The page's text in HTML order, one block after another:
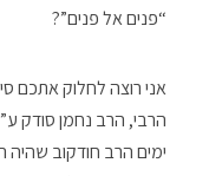
“פנים אל פנים”?
אני רוצה לחלוק אתכם
הרבי, הרב נחמן סודק
ימים הרב חודקוב